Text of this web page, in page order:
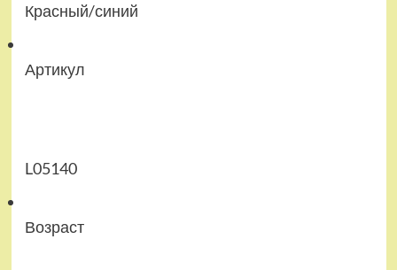
Красный/синий
Артикул
L05140
Возраст